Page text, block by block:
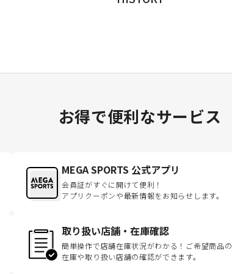
お得で便利なサービス
MEGA SPORTS 公式アプリ
会員証がすぐに開けて便利！
アプリクーポンや最新情報をお知らせします。
取り扱い店舗・在庫確認
簡単操作で店舗在庫状況がわかる！ご希望商品の
在庫や取り扱い店舗の確認ができます。